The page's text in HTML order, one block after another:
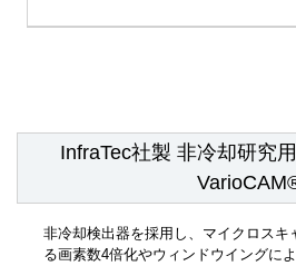
InfraTec社製 非冷却研究
非冷却検出器を採用し、マイクロスキ
る画素数4倍化やウィンドウイングに